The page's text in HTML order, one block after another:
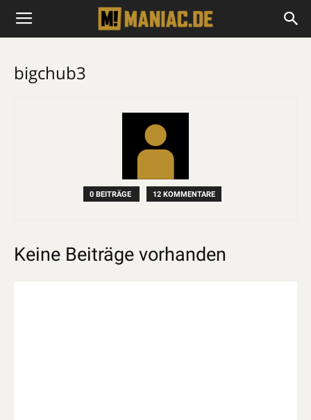
bigchub3
0 BEITRÄGE 12 KOMMENTARE
Keine Beiträge vorhanden